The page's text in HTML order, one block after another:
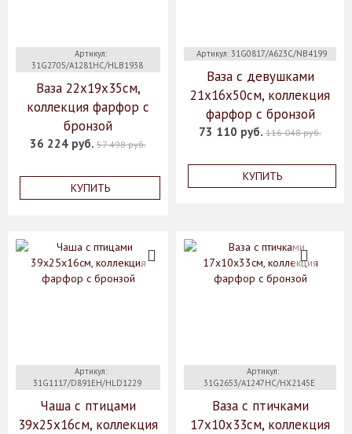
Артикул:
31G2705/A1281HC/HLB1938
Ваза 22х19х35см,
коллекция фарфор с
бронзой
36 224 руб. 57 498 руб.
КУПИТЬ
Артикул: 31G0817/A623C/NB4199
Ваза с девушками
21x16x50см, коллекция
фарфор с бронзой
73 110 руб. 116 048 руб.
КУПИТЬ
Артикул:
31G1117/D891EH/HLD1229
Чаша с птицами
39x25x16см, коллекция
Артикул:
31G2653/A1247HC/HX2145E
Ваза с птичками
17х10х33см, коллекция